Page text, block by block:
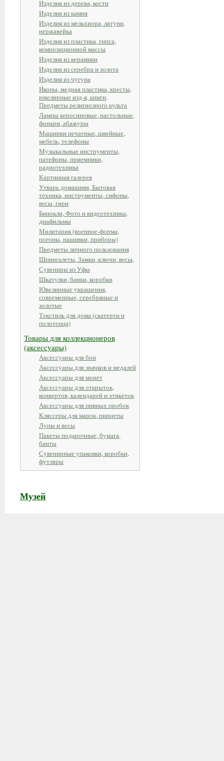
Изделия из дерева, кости
Изделия из камня
Изделия из мельхиора, латуни,
нержавейка
Изделия из пластика, гипса,
композиционной массы
Изделия из керамики
Изделия из серебра и золота
Изделия из чугуна
Иконы, медная пластика, кресты,
ювелирные изд-я, книги,
Предметы религиозного культа
Лампы керосиновые, настольные,
фонари, абажуры
Машинки печатные, швейные,
мебель, телефоны
Музыкальные инструменты,
патефоны, приемники,
радиотехника
Картинная галерея
Утварь домашняя, Бытовая
техника, инструменты, сифоны,
весы, гири
Бинокли, Фото и видеотехника,
диафильмы
Милитария (военное-форма,
погоны, нашивки, приборы)
Предметы личного пользования
Шпингалеты, Замки, ключи, весы,
Сувениры из Уфы
Шкатулки, банки, коробки
Ювелирные украшения,
современные, серебряные и
золотые
Текстиль для дома (скатерти и
полотенца)
Товары для коллекционеров
(аксессуары)
Аксессуары для бон
Аксессуары для значков и медалей
Аксессуары для монет
Аксессуары для открыток,
конвертов, календарей и этикеток
Аксессуары для пивных пробок
Кляссеры для марок, пинцеты
Лупы и весы
Пакеты подарочные, бумага,
банты
Сувенирные упаковки, коробки,
футляры
Музей